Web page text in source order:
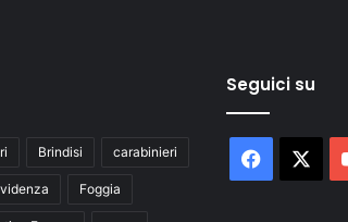
Brindisi carabinieri
Foggia
Seguici su